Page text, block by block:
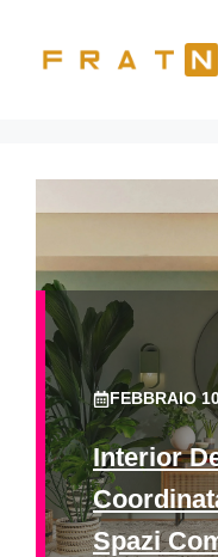
contenuto
FEBBRAIO
Interior
Spazi